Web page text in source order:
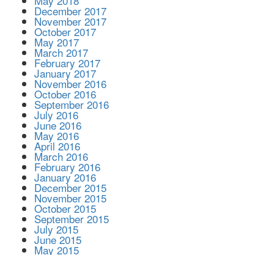
December 2017
November 2017
October 2017
May 2017
March 2017
February 2017
January 2017
November 2016
October 2016
September 2016
July 2016
June 2016
May 2016
April 2016
March 2016
February 2016
January 2016
December 2015
November 2015
October 2015
September 2015
July 2015
June 2015
May 2015